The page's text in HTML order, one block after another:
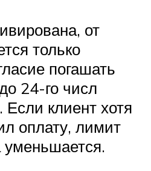
от
только
погашать
24-го числ
Если клиент хотя
оплату, лимит
уменьшается.